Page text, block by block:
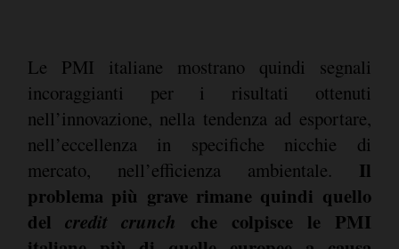
Le PMI italiane mostrano quindi segnali
incoraggianti per i risultati ottenuti
nell’innovazione, nella tendenza ad esportare,
nell’eccellenza in specifiche nicchie di
mercato, nell’efficienza ambientale. Il
problema più grave rimane quindi quello
del credit crunch che colpisce le PMI